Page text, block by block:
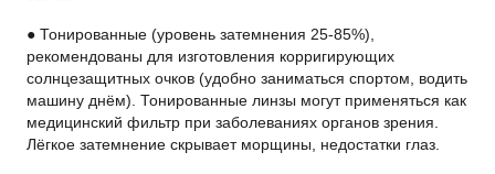
● Тонированные (уровень затемнения 25-85%),
рекомендованы для изготовления корригирующих
солнцезащитных очков (удобно заниматься спортом, водить
машину днём). Тонированные линзы могут применяться как
медицинский фильтр при заболеваниях органов зрения.
Лёгкое затемнение скрывает морщины, недостатки глаз.